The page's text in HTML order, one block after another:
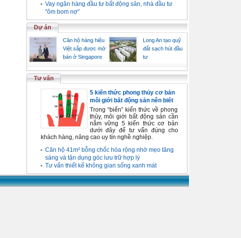
Vay ngân hàng đầu tư bất động sản, nhà đầu tư
"ôm bom nợ"
Dự án
Căn hộ hàng hiệu
Việt sắp được mở
bán ở Singapore
Long An tạo quỹ
đất sạch hút đầu
tư
Tư vấn
5 kiến thức phong thủy cơ bản
môi giới bất động sản nên biết
Trong “biển” kiến thức về phong
thủy, môi giới bất động sản cần
nắm vững 5 kiến thức cơ bản
dưới đây để tư vấn đúng cho
khách hàng, nâng cao uy tín nghề nghiệp.
Căn hộ 41m² bỗng chốc hóa rộng nhờ mẹo tăng
sáng và tận dụng góc lưu trữ hợp lý
Tư vấn thiết kế không gian sống xanh mát